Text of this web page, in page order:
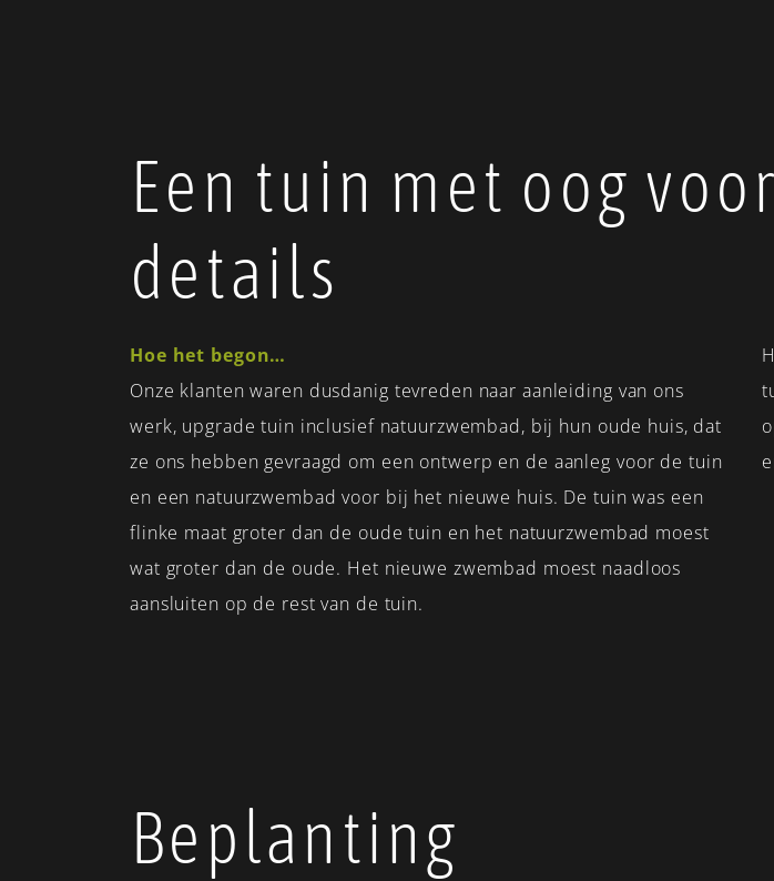
Een tuin met oog voor
details
Hoe het begon…
Onze klanten waren dusdanig tevreden naar aanleiding van ons
werk, upgrade tuin inclusief natuurzwembad, bij hun oude huis, dat
ze ons hebben gevraagd om een ontwerp en de aanleg voor de tuin
en een natuurzwembad voor bij het nieuwe huis. De tuin was een
flinke maat groter dan de oude tuin en het natuurzwembad moest
wat groter dan de oude. Het nieuwe zwembad moest naadloos
aansluiten op de rest van de tuin.
Beplanting